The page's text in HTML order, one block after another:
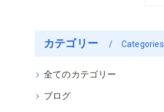
カテゴリー Categories
全てのカテゴリー
ブログ